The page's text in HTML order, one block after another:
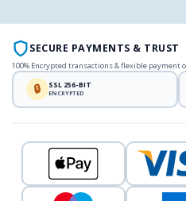
SECURE PAYMENTS & TRUST
100% Encrypted transactions & flexible payment
🔒 SSL 256-BIT
ENCRYPTED